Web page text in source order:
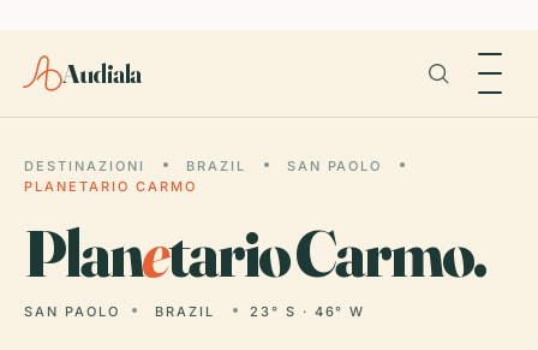
Audiala
DESTINAZIONI BRAZIL
SAN PAOLO
PLANETARIO CARMO
Planetario Carmo.
SAN PAOLO BRAZIL 23° S · 46° W